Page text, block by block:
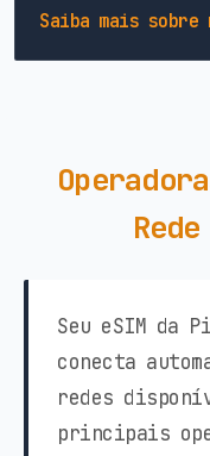
Saiba mais sobre
Seu eSIM da
conecta
redes
principais